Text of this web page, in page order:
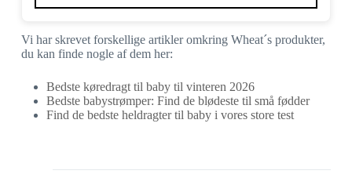
Vi har skrevet forskellige artikler omkring Wheat´s produkter,
du kan finde nogle af dem her:
Bedste køredragt til baby til vinteren 2026
Bedste babystrømper: Find de blødeste til små fødder
Find de bedste heldragter til baby i vores store test